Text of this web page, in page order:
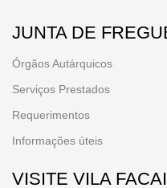
JUNTA DE
Órgãos Autárquicos
Serviços Prestados
Requerimentos
Informações úteis
VISITE VILA